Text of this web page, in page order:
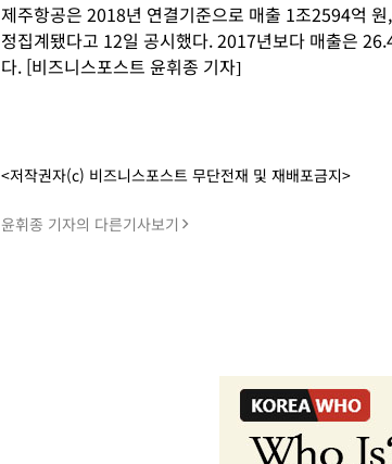
제주항공은 2018년 연결기준으로 매출 1조2594억
정집계됐다고 12일 공시했다. 2017년보다 매출은
다. [비즈니스포스트 윤휘종 기자]
<저작권자(c) 비즈니스포스트 무단전재 및 재배포금지>
윤휘종 기자의 다른기사보기